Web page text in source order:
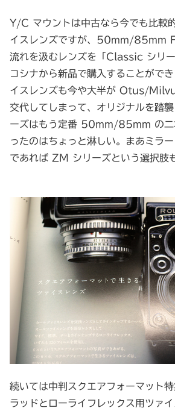
Y/C マウントは中古なら今でも比較
イスレンズですが、50mm/85mm
流れを汲むレンズを「Classic シリ
コシナから新品で購入することがで
イスレンズも今や大半が Otus/
交代してしまって、オリジナルを踏
ーズはもう定番 50mm/85mm の二
ったのはちょっと淋しい。まあミラ
であれば ZM シリーズという選択肢
続いては中判スクエアフォーマット
ラッドとローライフレックス用ツァイ